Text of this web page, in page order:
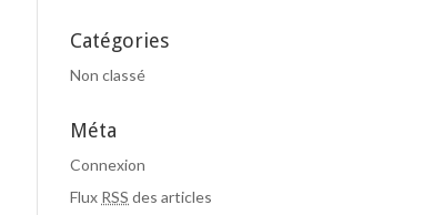
Catégories
Non classé
Méta
Connexion
Flux RSS des articles